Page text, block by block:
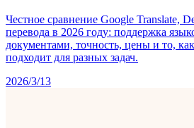
Честное сравнение Google Translate,
перевода в 2026 году: поддержка
документами, точность, цены и то,
подходит для разных задач.
2026/3/13